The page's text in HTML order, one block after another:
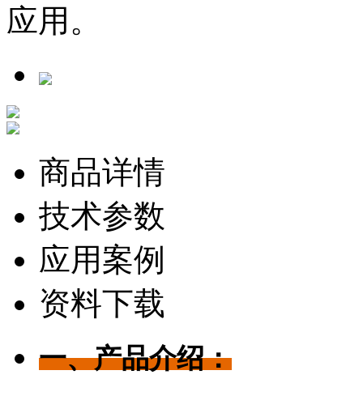
应用。
商品详情
技术参数
应用案例
资料下载
一、产品介绍：